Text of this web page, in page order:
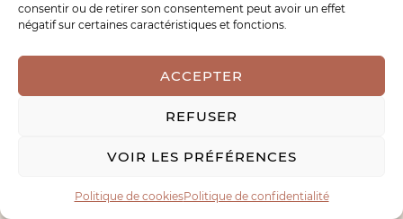
consentir ou de retirer son consentement peut avoir un effet
négatif sur certaines caractéristiques et fonctions.
ACCEPTER
REFUSER
VOIR LES PRÉFÉRENCES
Politique de cookiesPolitique de confidentialité